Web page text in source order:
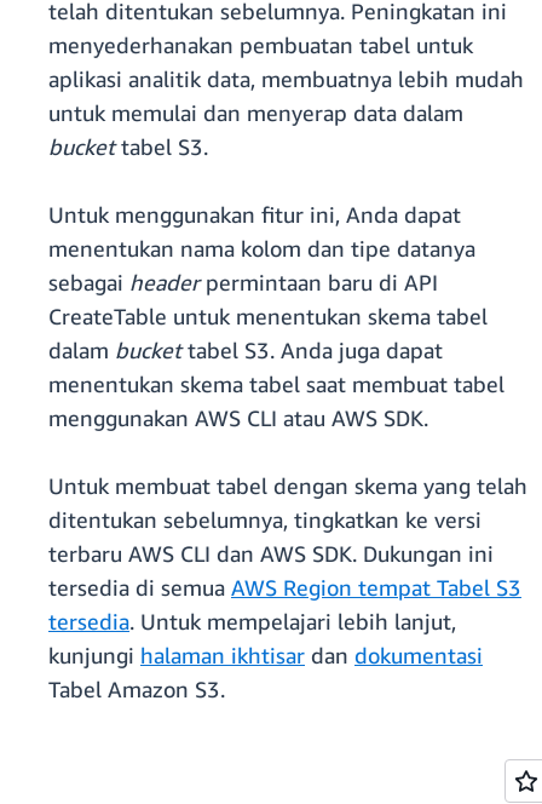
telah ditentukan sebelumnya. Peningkatan ini
menyederhanakan pembuatan tabel untuk
aplikasi analitik data, membuatnya lebih mudah
untuk memulai dan menyerap data dalam
buckettabel S3.
Untuk menggunakan fitur ini, Anda dapat
menentukan nama kolom dan tipe datanya
sebagai headerpermintaan baru di API
CreateTable untuk menentukan skema tabel
dalam buckettabel S3. Anda juga dapat
menentukan skema tabel saat membuat tabel
menggunakan AWS CLI atau AWS SDK.
Untuk membuat tabel dengan skema yang telah
ditentukan sebelumnya, tingkatkan ke versi
terbaru AWS CLI dan AWS SDK. Dukungan ini
tersedia di semua AWS Region tempat Tabel S3
tersedia. Untuk mempelajari lebih lanjut,
kunjungi halaman ikhtisar dan dokumentasi
Tabel Amazon S3.